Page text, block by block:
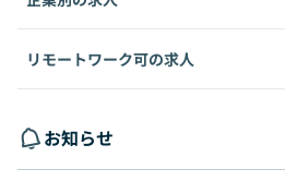
リモートワーク可の求人
お知らせ